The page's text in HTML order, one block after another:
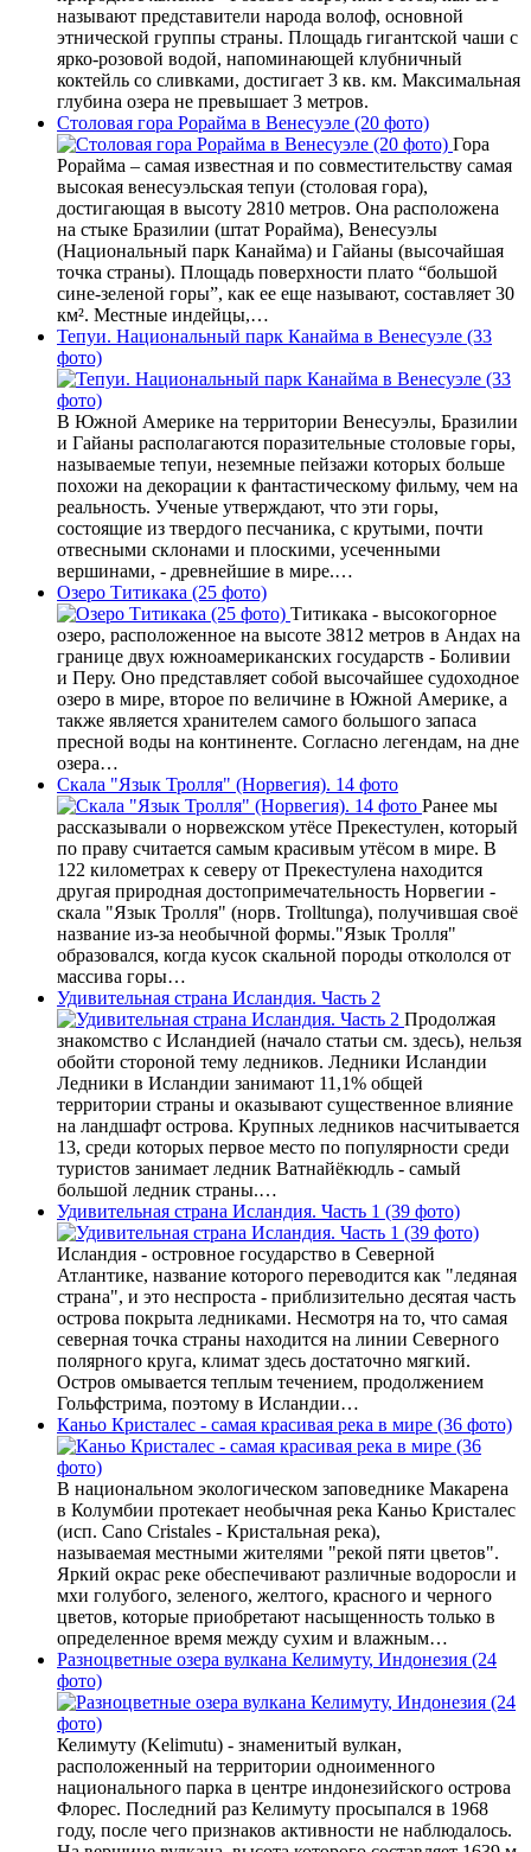
называют представители народа волоф, основной
этнической группы страны. Площадь гигантской чаши с
ярко-розовой водой, напоминающей клубничный
коктейль со сливками, достигает 3 кв. км. Максимальная
глубина озера не превышает 3 метров.
Столовая гора Рорайма в Венесуэле (20 фото)
Гора
Рорайма – самая известная и по совместительству самая
высокая венесуэльская тепуи (столовая гора),
достигающая в высоту 2810 метров. Она расположена
на стыке Бразилии (штат Рорайма), Венесуэлы
(Национальный парк Канайма) и Гайаны (высочайшая
точка страны). Площадь поверхности плато “большой
сине-зеленой горы”, как ее еще называют, составляет 30
км². Местные индейцы,…
Тепуи. Национальный парк Канайма в Венесуэле (33
фото)
В Южной Америке на территории Венесуэлы, Бразилии
и Гайаны располагаются поразительные столовые горы,
называемые тепуи, неземные пейзажи которых больше
похожи на декорации к фантастическому фильму, чем на
реальность. Ученые утверждают, что эти горы,
состоящие из твердого песчаника, с крутыми, почти
отвесными склонами и плоскими, усеченными
вершинами, - древнейшие в мире.…
Озеро Титикака (25 фото)
Титикака - высокогорное
озеро, расположенное на высоте 3812 метров в Андах на
границе двух южноамериканских государств - Боливии
и Перу. Оно представляет собой высочайшее судоходное
озеро в мире, второе по величине в Южной Америке, а
также является хранителем самого большого запаса
пресной воды на континенте. Согласно легендам, на дне
озера…
Скала "Язык Тролля" (Норвегия). 14 фото
Ранее мы
рассказывали о норвежском утёсе Прекестулен, который
по праву считается самым красивым утёсом в мире. В
122 километрах к северу от Прекестулена находится
другая природная достопримечательность Норвегии -
скала "Язык Тролля" (норв. Trolltunga), получившая своё
название из-за необычной формы."Язык Тролля"
образовался, когда кусок скальной породы откололся от
массива горы…
Удивительная страна Исландия. Часть 2
Продолжая
знакомство с Исландией (начало статьи см. здесь), нельзя
обойти стороной тему ледников. Ледники Исландии
Ледники в Исландии занимают 11,1% общей
территории страны и оказывают существенное влияние
на ландшафт острова. Крупных ледников насчитывается
13, среди которых первое место по популярности среди
туристов занимает ледник Ватнайёкюдль - самый
большой ледник страны.…
Удивительная страна Исландия. Часть 1 (39 фото)
Исландия - островное государство в Северной
Атлантике, название которого переводится как "ледяная
страна", и это неспроста - приблизительно десятая часть
острова покрыта ледниками. Несмотря на то, что самая
северная точка страны находится на линии Северного
полярного круга, климат здесь достаточно мягкий.
Остров омывается теплым течением, продолжением
Гольфстрима, поэтому в Исландии…
Каньо Кристалес - самая красивая река в мире (36 фото)
В национальном экологическом заповеднике Макарена
в Колумбии протекает необычная река Каньо Кристалес
(исп. Cano Cristales - Кристальная река),
называемая местными жителями "рекой пяти цветов".
Яркий окрас реке обеспечивают различные водоросли и
мхи голубого, зеленого, желтого, красного и черного
цветов, которые приобретают насыщенность только в
определенное время между сухим и влажным…
Разноцветные озера вулкана Келимуту, Индонезия (24
фото)
Келимуту (Kelimutu) - знаменитый вулкан,
расположенный на территории одноименного
национального парка в центре индонезийского острова
Флорес. Последний раз Келимуту просыпался в 1968
году, после чего признаков активности не наблюдалось.